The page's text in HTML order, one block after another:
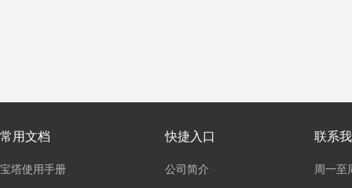
常用文档
宝塔使用手册
快捷入口
公司简介
联系
周一至